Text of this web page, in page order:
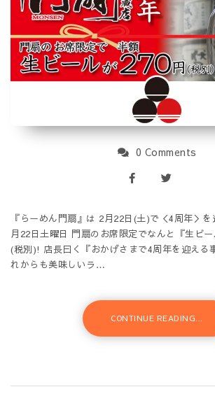
0 Comments
『らーめん門扇』は 2月22日(土)で＜4周年＞
月22日土曜日 門扇のお席限定でなんと『生ビ
(税別)! 店長曰く『おかげさまで4周年を迎える
れからも美味しいラ…
CONTINUE READING...